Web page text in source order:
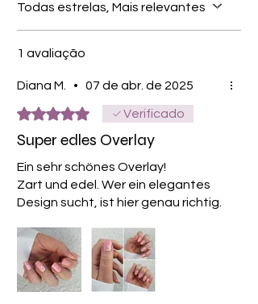
Todas estrelas, Mais relevantes
1 avaliação
Diana M. • 07 de abr. de 2025
Rated 5 out of 5 stars.Verificado
Super edles Overlay
Ein sehr schönes Overlay!
Zart und edel. Wer ein elegantes
Design sucht, ist hier genau richtig.